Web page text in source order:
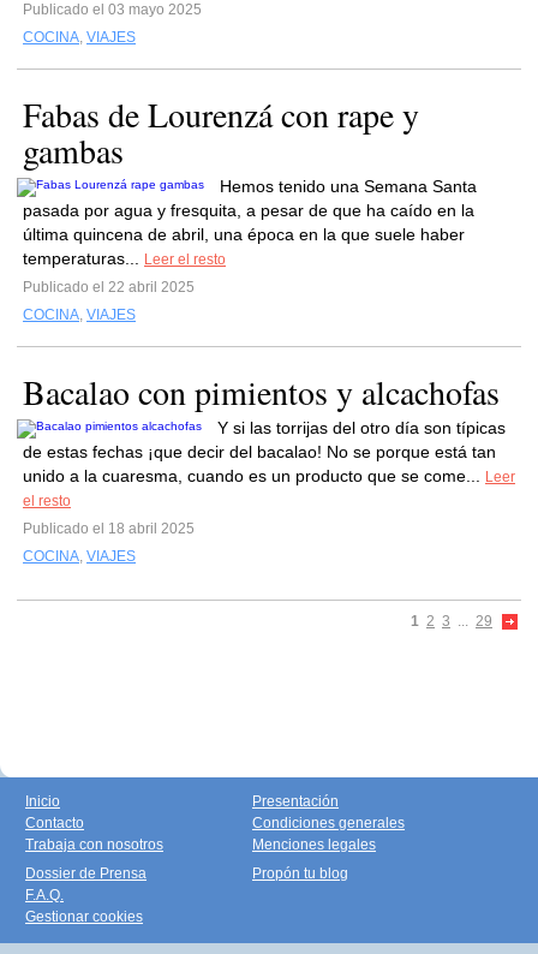
Publicado el 03 mayo 2025
COCINA, VIAJES
Fabas de Lourenzá con rape y
gambas
Hemos tenido una Semana Santa
pasada por agua y fresquita, a pesar de que ha caído en la
última quincena de abril, una época en la que suele haber
temperaturas...
Leer el resto
Publicado el 22 abril 2025
COCINA, VIAJES
Bacalao con pimientos y alcachofas
Y si las torrijas del otro día son típicas
de estas fechas ¡que decir del bacalao! No se porque está tan
unido a la cuaresma, cuando es un producto que se come...
Leer
el resto
Publicado el 18 abril 2025
COCINA, VIAJES
1 2 3 ... 29
Inicio
Contacto
Trabaja con nosotros
Presentación
Condiciones generales
Menciones legales
Dossier de Prensa
F.A.Q.
Gestionar cookies
Propón tu blog